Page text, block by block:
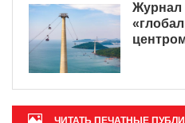
Журнал
ЧИТАТЬ ПЕЧАТНЫЕ